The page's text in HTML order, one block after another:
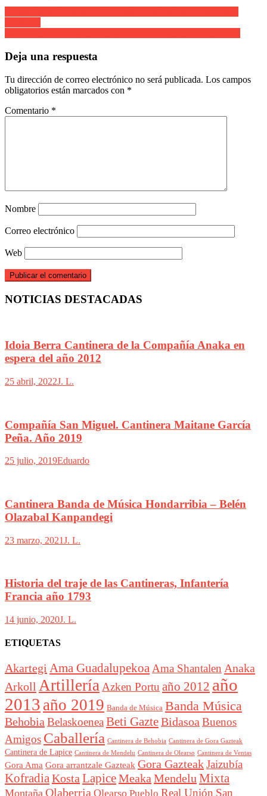
Navegación
de
Deja una respuesta
Tu dirección de correo electrónico no será publicada. Los campos
obligatorios están marcados con *
Comentario *
Nombre
Correo electrónico
Web
NOTICIAS DESTACADAS
Idoia Berra Cantinera de la Compañía Anaka en
espera del año 2012
25 abril, 2022J. L.
Compañía San Miguel. Cantinera Maitane García
Peña. Año 2019
25 julio, 2019Eduardo
Cantinera Banda de Música Hondarribia – Belén
Olazabal Kanpandegi
23 marzo, 2021J. L.
Historia del traje de las Cantineras, Infantería
Francia año 1793
14 junio, 2020J. L.
ETIQUETAS
Akartegi Ama Guadalupekoa Ama Shantalen Anaka
Arkoll Artillería Azken Portu año 2012 año
2013 año 2019 Banda de Música Banda Música
Behobia Belaskoenea Beti GazteBidasoa Buenos
Amigos Caballería Cantinera de Behobia Cantinera de Gora Gazteak
Cantinera de Lapice Cantinera de Mendelu Cantinera de Olearso Cantinera de Ventas
Gora Ama Gora arrantzale Gazteak Gora GazteakJaizubía
Kofradia Kosta LapiceMeaka Mendelu Mixta
Montaña Olaberria Olearso Pueblo Real Unión San